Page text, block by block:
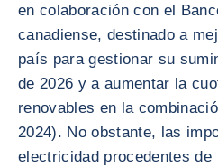
en colaboración con el
canadiense, destinado a
país para gestionar su
de 2026 y a aumentar la
renovables en la
2024). No obstante, las
electricidad procedentes de